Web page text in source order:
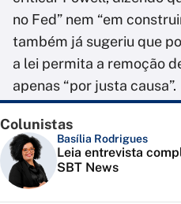
no Fed” nem “em
também já sugeriu que
a lei permita a remoção
apenas “por justa causa”.
Colunistas
Basília Rodrigues
Leia entrevista
SBT News